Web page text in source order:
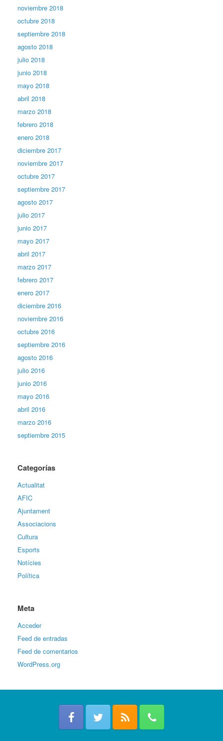
noviembre 2018
octubre 2018
septiembre 2018
agosto 2018
julio 2018
junio 2018
mayo 2018
abril 2018
marzo 2018
febrero 2018
enero 2018
diciembre 2017
noviembre 2017
octubre 2017
septiembre 2017
agosto 2017
julio 2017
junio 2017
mayo 2017
abril 2017
marzo 2017
febrero 2017
enero 2017
diciembre 2016
noviembre 2016
octubre 2016
septiembre 2016
agosto 2016
julio 2016
junio 2016
mayo 2016
abril 2016
marzo 2016
septiembre 2015
Categorías
Actualitat
AFIC
Ajuntament
Associacions
Cultura
Esports
Notícies
Política
Meta
Acceder
Feed de entradas
Feed de comentarios
WordPress.org